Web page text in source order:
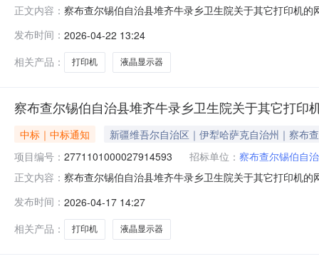
正文内容： 察布查尔锡伯自治县堆齐牛录乡卫生院关于其它打印机
（元）:项目所在行政区划编码:654022项目所在行政区
发布时间： 2026-04-22 13:24
相关产品：
打印机 液晶显示器
察布查尔锡伯自治县堆齐牛录乡卫生院关于其它打印
中标｜中标通知
新疆维吾尔自治区｜伊犁哈萨克自治州｜察布
项目编号： 2771101000027914593 招标单位： 察布查尔锡伯自
正文内容： 察布查尔锡伯自治县堆齐牛录乡卫生院关于其它打印机
（元）:项目所在行政区划编码:654022项目所在行政区
发布时间： 2026-04-17 14:27
相关产品：
打印机 液晶显示器